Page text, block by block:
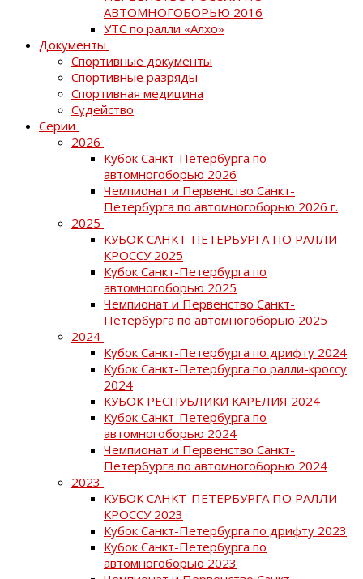
АВТОМНОГОБОРЬЮ 2016
УТС по ралли «Алхо»
Документы
Спортивные документы
Спортивные разряды
Спортивная медицина
Судейство
Серии
2026
Кубок Санкт-Петербурга по
автомногоборью 2026
Чемпионат и Первенство Санкт-
Петербурга по автомногоборью 2026 г.
2025
КУБОК САНКТ-ПЕТЕРБУРГА ПО РАЛЛИ-
КРОССУ 2025
Кубок Санкт-Петербурга по
автомногоборью 2025
Чемпионат и Первенство Санкт-
Петербурга по автомногоборью 2025
2024
Кубок Санкт-Петербурга по дрифту 2024
Кубок Санкт-Петербурга по ралли-кроссу
2024
КУБОК РЕСПУБЛИКИ КАРЕЛИЯ 2024
Кубок Санкт-Петербурга по
автомногоборью 2024
Чемпионат и Первенство Санкт-
Петербурга по автомногоборью 2024
2023
КУБОК САНКТ-ПЕТЕРБУРГА ПО РАЛЛИ-
КРОССУ 2023
Кубок Санкт-Петербурга по дрифту 2023
Кубок Санкт-Петербурга по
автомногоборью 2023